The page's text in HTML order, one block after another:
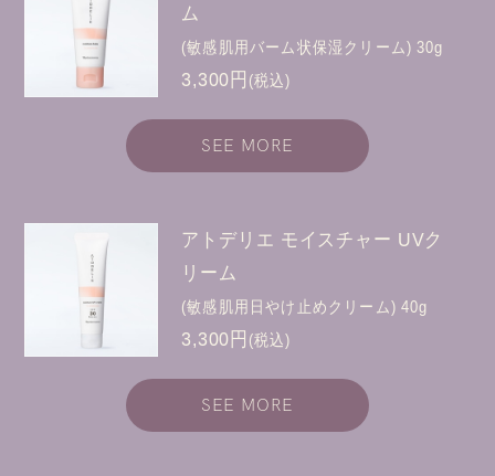
ム
(敏感肌用バーム状保湿クリーム) 30g
3,300円 (税込)
SEE MORE
アトデリエ モイスチャー UVク
リーム
(敏感肌用日やけ止めクリーム) 40g
3,300円 (税込)
SEE MORE